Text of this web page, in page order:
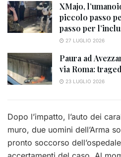
XMajo,
piccolo passo
passo per
27 LUGLIO 2026
Paura ad
via Roma:
23 LUGLIO 2026
Dopo l’impatto, l’auto dei
muro, due uomini dell’Arma
pronto soccorso